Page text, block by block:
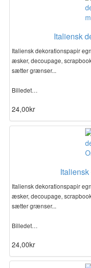
Italiensk
Italiensk dekorationspapir
æsker, decoupage,
sætter grænser...
Billedet…
24,00kr
Italiensk dekorationspapir
æsker, decoupage,
sætter grænser...
Billedet…
24,00kr